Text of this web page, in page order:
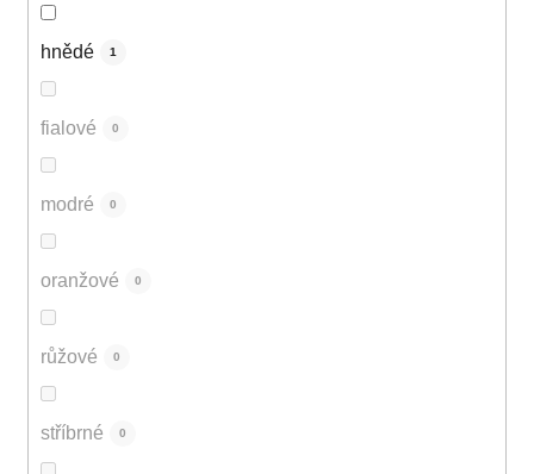
hnědé 1
fialové 0
modré 0
oranžové 0
růžové 0
stříbrné 0